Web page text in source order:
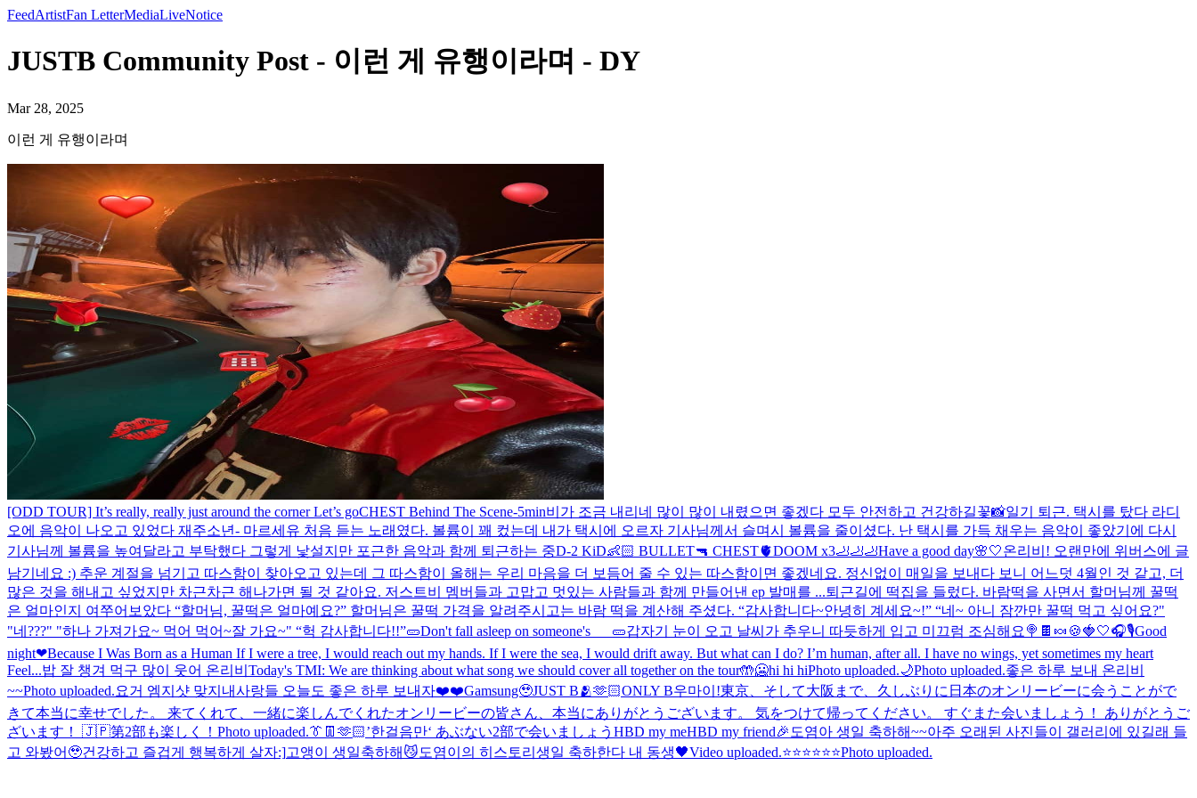
FeedArtistFan LetterMediaLiveNotice
JUSTB Community Post - 이런 게 유행이라며 - DY
Mar 28, 2025
이런 게 유행이라며
[ODD TOUR] It’s really, really just around the corner Let’s goCHEST Behind The Scene-5min비가 조금 내리네 많이 많이 내렸으면 좋겠다 모두 안전하고 건강하길꽃📸일기 퇴근. 택시를 탔다 라디
오에 음악이 나오고 있었다 재주소년- 마르세유 처음 듣는 노래였다. 볼륨이 꽤 컸는데 내가 택시에 오르자 기사님께서 슬며시 볼륨을 줄이셨다. 난 택시를 가득 채우는 음악이 좋았기에 다시
기사님께 볼륨을 높여달라고 부탁했다 그렇게 낯설지만 포근한 음악과 함께 퇴근하는 중D-2 KiD👶🏻 BULLET🔫 CHEST🫀DOOM x3🦶🦶🦶Have a good day🌸🤍온리비! 오랜만에 위버스에 글
남기네요 :) 추운 계절을 넘기고 따스함이 찾아오고 있는데 그 따스함이 올해는 우리 마음을 더 보듬어 줄 수 있는 따스함이면 좋겠네요. 정신없이 매일을 보내다 보니 어느덧 4월인 것 같고, 더
많은 것을 해내고 싶었지만 차근차근 해나가면 될 것 같아요. 저스트비 멤버들과 고맙고 멋있는 사람들과 함께 만들어낸 ep 발매를 ...퇴근길에 떡집을 들렀다. 바람떡을 사면서 할머님께 꿀떡
은 얼마인지 여쭈어보았다 “할머님, 꿀떡은 얼마예요?” 할머님은 꿀떡 가격을 알려주시고는 바람 떡을 계산해 주셨다. “감사합니다~안녕히 계세요~!” “네~ 아니 잠깐만 꿀떡 먹고 싶어요?"
"네???" "하나 가져가요~ 먹어 먹어~잘 가요~" “헉 감사합니다!!”🥒Don't fall asleep on someone's___🥒갑자기 눈이 오고 날씨가 추우니 따듯하게 입고 미끄럼 조심해요 🍭🍫🍬🍪🍓🤍🎧🎙️Good
night❤Because I Was Born as a Human If I were a tree, I would reach out my hands. If I were the sea, I would drift away. But what can I do? I’m human, after all. I have no wings, yet sometimes my heart
Feel...밥 잘 챙겨 먹구 많이 웃어 온리비 Today's TMI: We are thinking about what song we should cover all together on the tour🤲🥶hi hi hiPhoto uploaded.🌙Photo uploaded.좋은 하루 보내 온리비
~~Photo uploaded.요거 엠지샷 맞지 내사랑들 오늘도 좋은 하루 보내자❤️❤️Gamsung🥹JUST B🫂🫶🏻ONLY B우마이!東京、そして大阪まで、久しぶりに日本のオンリービーに会うことがで
きて本当に幸せでした。 来てくれて、一緒に楽しんでくれたオンリービーの皆さん、本当にありがとうございます。 気をつけて帰ってください。 すぐまた会いましょう！ ありがとうご
ざいます！ 🇯🇵第2部も楽しく！ Photo uploaded.👔👖🫶🏻’한걸음만‘ あぶない2部で会いましょう HBD my meHBD my friend🎉 도염아 생일 축하해~~아주 오래된 사진들이 갤러리에 있길래 들
고 와봤어🥹건강하고 즐겁게 행복하게 살자:]고앵이 생일축하해😼도염이의 히스토리 생일 축하한다 내 동생🖤Video uploaded.⭐⭐⭐⭐⭐⭐Photo uploaded.